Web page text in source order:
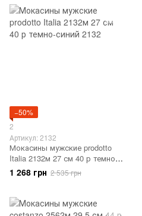
−50%
2
Артикул: 2132
Мокасины мужские prodotto
Italia 2132м 27 см 40 р темно-
синий 2132
1 268 грн 2 535 грн